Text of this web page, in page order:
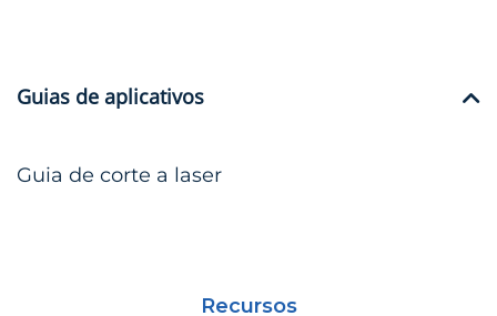
Guias de aplicativos
Guia de corte a laser
Recursos